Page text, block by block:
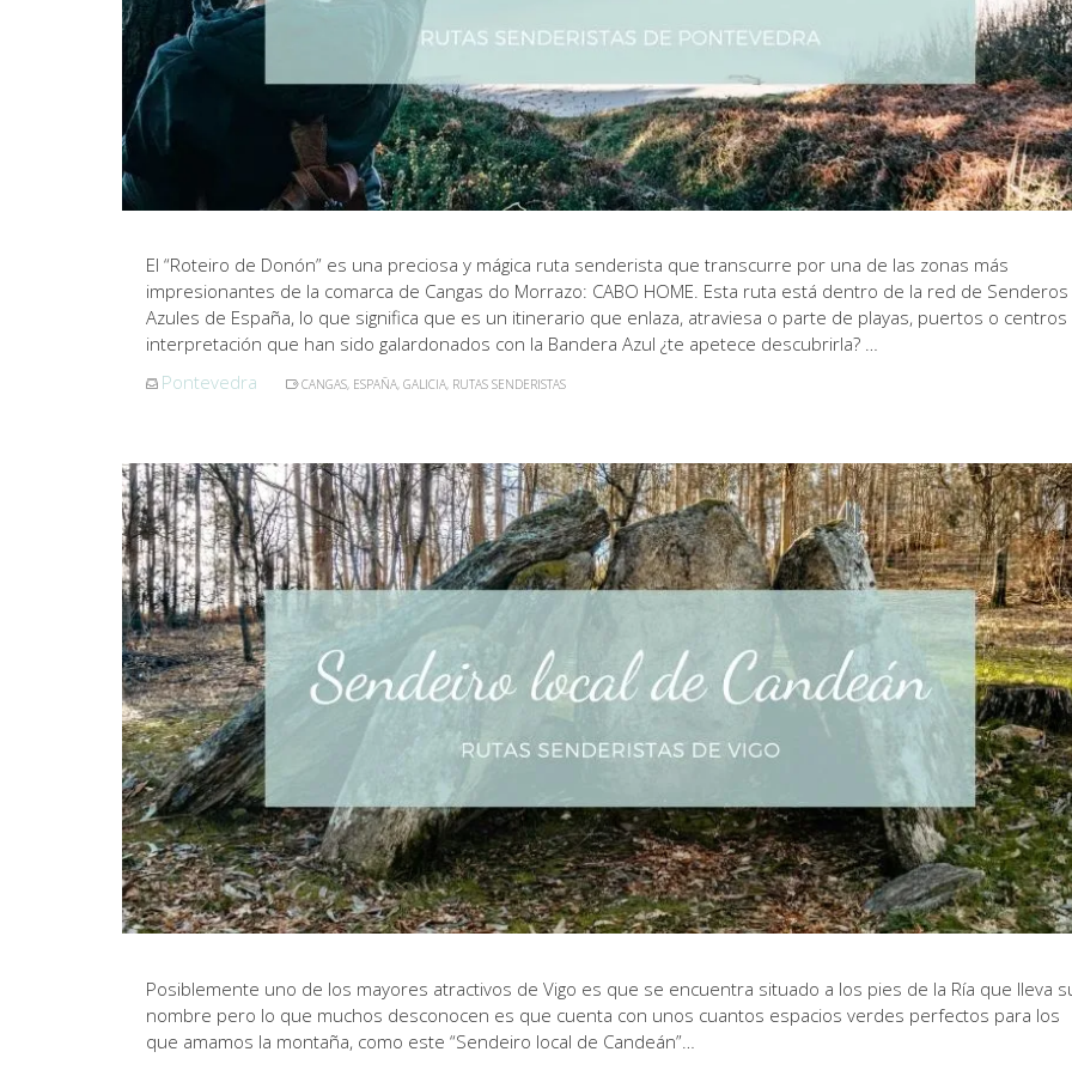
El “Roteiro de Donón” es una preciosa y mágica ruta senderista que transcurre por una de las zonas más
impresionantes de la comarca de Cangas do Morrazo: CABO HOME. Esta ruta está dentro de la red de Senderos
Azules de España, lo que significa que es un itinerario que enlaza, atraviesa o parte de playas, puertos o
interpretación que han sido galardonados con la Bandera Azul ¿te apetece descubrirla? …
Pontevedra
CANGAS, ESPAÑA, GALICIA, RUTAS SENDERISTAS
Posiblemente uno de los mayores atractivos de Vigo es que se encuentra situado a los pies de la Ría que lleva
nombre pero lo que muchos desconocen es que cuenta con unos cuantos espacios verdes perfectos para los
que amamos la montaña, como este “Sendeiro local de Candeán”…